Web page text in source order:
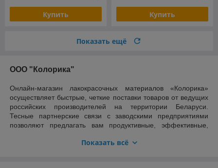
Купить Купить
Показать ещё
ООО "Колорика"
Онлайн-магазин лакокрасочных материалов «Колорика»
осуществляет быстрые, четкие поставки товаров от ведущих
российских производителей на территории Беларуси.
Тесные партнерские связи с заводскими предприятиями
позволяют предлагать вам продуктивные, эффективные,
Ассортимент компании
Показать всё